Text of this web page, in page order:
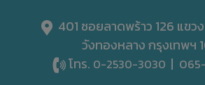
401 ซอยลาดพร้าว 126 แขว
วังทองหลาง กรุงเทพฯ
โทร. 0-2530-3030 |